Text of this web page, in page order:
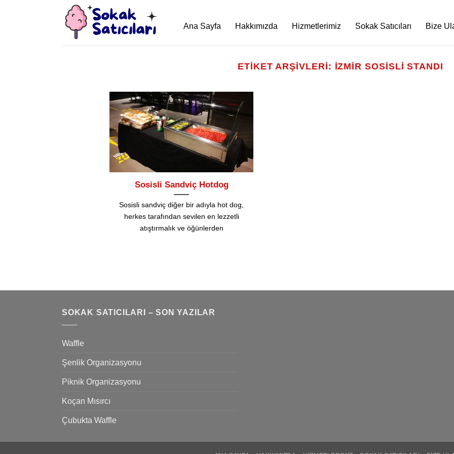
Ana Sayfa
Hakkımızda Hizmetlerimiz Sokak Satıcıları Bize
ETIKET ARŞIVLERI: IZMIR SOSISLI STANDI
Sosisli Sandviç Hotdog
Sosisli sandviç diğer bir adıyla hot dog,
herkes tarafından sevilen en lezzetli
atıştırmalık ve öğünlerden
SOKAK SATICILARI – SON YAZILAR
Waffle
Şenlik Organizasyonu
Piknik Organizasyonu
Koçan Mısırcı
Çubukta Waffle